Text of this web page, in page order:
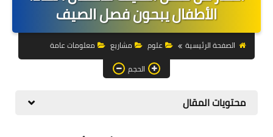
التجارة الالكترونية
التسويق
التداول
الأطفال يبحون فصل الصيف
الصفحة الرئيسية علوم مشاريع
معلومات عامة
الحجم
محتويات المقال